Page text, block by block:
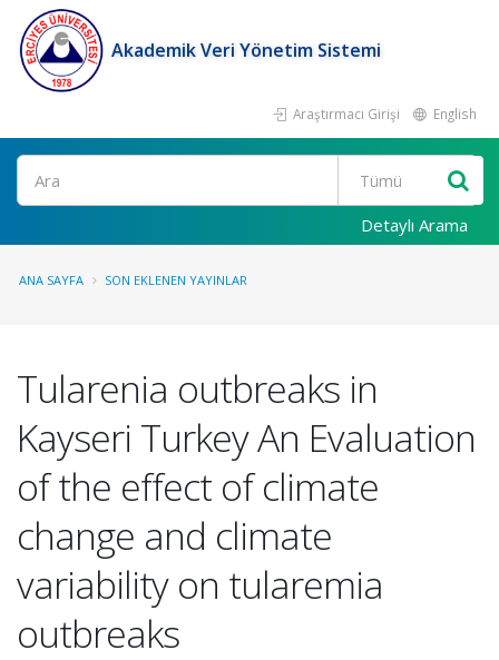
Akademik Veri Yönetim Sistemi
Araştırmacı Girişi English
Ara
Detaylı Arama
ANA SAYFA SON EKLENEN YAYINLAR
Tularenia outbreaks in
Kayseri Turkey An Evaluation
of the effect of climate
change and climate
variability on tularemia
outbreaks